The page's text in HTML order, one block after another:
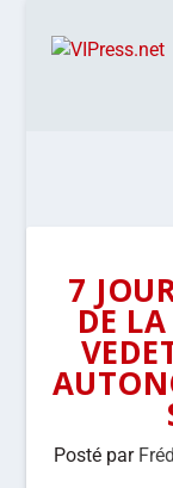
7
DE
Posté par